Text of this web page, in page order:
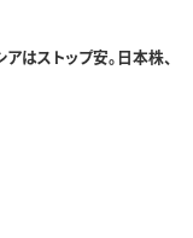
はストップ安。日本株、